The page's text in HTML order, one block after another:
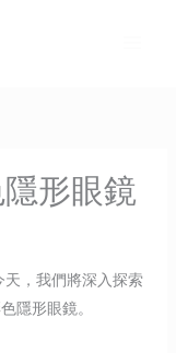
形眼鏡
，我們將深入探索
隱形眼鏡。